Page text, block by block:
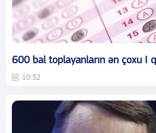
600 bal toplayanların ən çoxu I
10:32